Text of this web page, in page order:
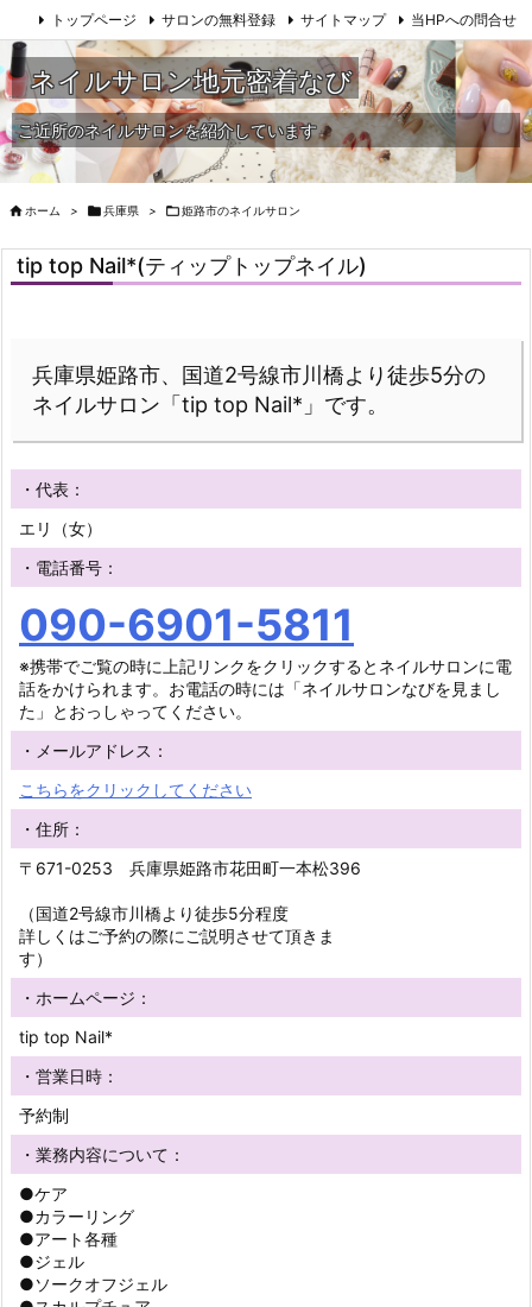
トップページ サロンの無料登録 サイトマップ 当HPへの問合せ
ネイルサロン地元密着なび
ご近所のネイルサロンを紹介しています
 ホーム > 兵庫県 > 姫路市のネイルサロン
tip top Nail*(ティップトップネイル)
兵庫県姫路市、国道2号線市川橋より徒歩5分の
ネイルサロン「tip top Nail*」です。
・代表：
エリ（女）
・電話番号：
090-6901-5811
※携帯でご覧の時に上記リンクをクリックするとネイルサロンに電
話をかけられます。お電話の時には「ネイルサロンなびを見まし
た」とおっしゃってください。
・メールアドレス：
こちらをクリックしてください
・住所：
〒671-0253 兵庫県姫路市花田町一本松396
（国道2号線市川橋より徒歩5分程度
詳しくはご予約の際にご説明させて頂きま
す）
・ホームページ：
tip top Nail*
・営業日時：
予約制
・業務内容について：
●ケア
●カラーリング
●アート各種
●ジェル
●ソークオフジェル